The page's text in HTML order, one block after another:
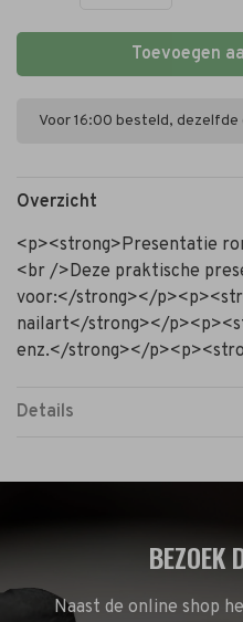
Toevoegen
Voor 16:00 besteld, dezelfde
Overzicht
<p><strong>Presentatie
<br />Deze praktische
voor:</strong></
nailart</strong></
enz.</strong></
Details
BEZOEK
Naast de online shop